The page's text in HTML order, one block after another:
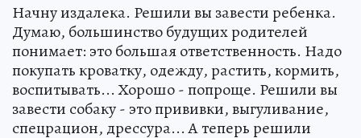
Начну издалека. Решили вы завести ребенка.
Думаю, большинство будущих родителей
понимает: это большая ответственность. Надо
покупать кроватку, одежду, растить, кормить,
воспитывать... Хорошо - попроще. Решили вы
завести собаку - это прививки, выгуливание,
спецрацион, дрессура... А теперь решили